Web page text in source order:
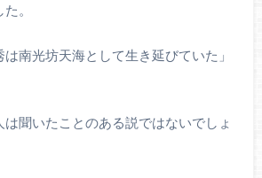
。
南光坊天海として生き延びていた」
聞いたことのある説ではないでしょ